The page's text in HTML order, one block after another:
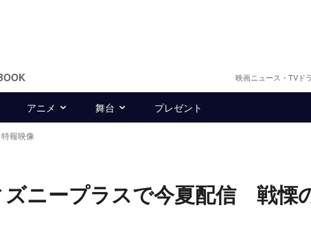
映画ニュース・TVド
アニメ 舞台 プレゼント
報映像
ズニープラスで今夏配信 戦慄